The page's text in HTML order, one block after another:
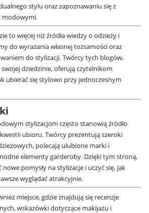
stylu oraz zapoznawaniu się z
modowymi.
to więcej niż źródła wiedzy o odzieży i
do wyrażania własnej tożsamości oraz
do stylizacji. Twórcy tych blogów,
dziedzinie, oferują czytelnikom
ubierać się stylowo przy jednoczesnym
stylizacjom często stanowią źródło
ubioru. Twórcy prezentują szeroki
polecają ulubione marki i
elementy garderoby. Dzięki tym stroną,
pomysły na stylizacje i uczyć się, jak
wyglądać atrakcyjnie.
miejsce, gdzie znajdują się recenzje
wskazówki dotyczące makijażu i